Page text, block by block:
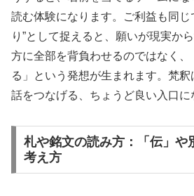
読む体験になります。ご利益も同じ
り”として捉えると、願いが現実か
方に全部を背負わせるのではなく
る」という発想が生まれます。梵
話をつなげる、ちょうど良い入口に
札や銘文の読み方：「伝」や
考え方